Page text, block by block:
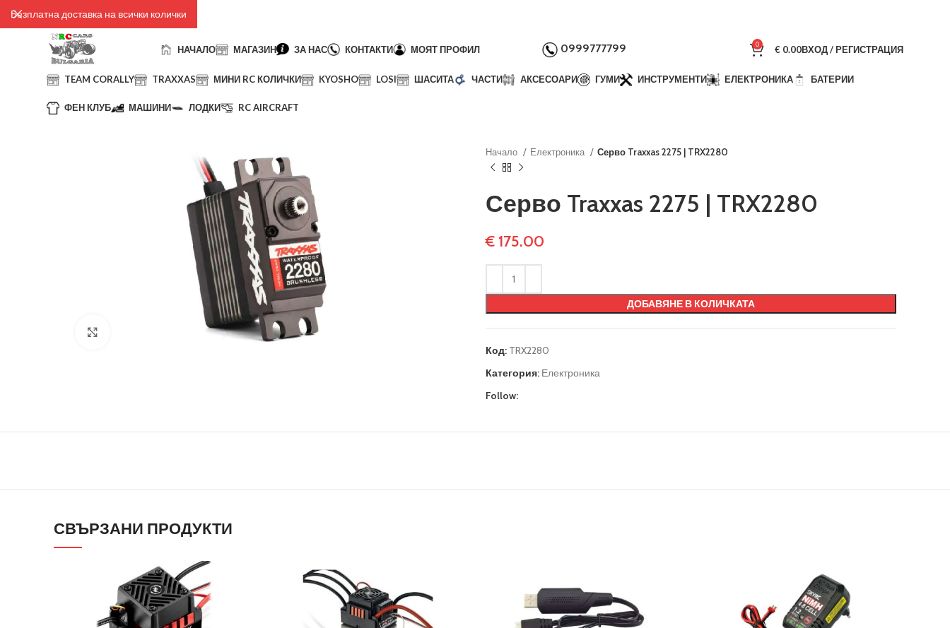
НАЧАЛО МАГАЗИН ЗА НАС КОНТАКТИ МОЯТ ПРОФИЛ 0999777799 0 € 0.00ВХОД / РЕГИСТРАЦИЯ
TEAM CORALLY TRAXXAS МИНИ RC КОЛИЧКИ KYOSHO LOSI ШАСИТА ЧАСТИ АКСЕСОАРИ ГУМИ ИНСТРУМЕНТИ ЕЛЕКТРОНИКА БАТЕРИИ
ФЕН КЛУБ МАШИНИ ЛОДКИ RC AIRCRAFT
Начало Електроника Серво Traxxas 2275 | TRX2280
Серво Traxxas 2275 | TRX2280
€175.00
ДОБАВЯНЕ В КОЛИЧКАТА
Код: TRX2280
Категория: Електроника
Follow:
СВЪРЗАНИ ПРОДУКТИ
Безплатна доставка на всички колички